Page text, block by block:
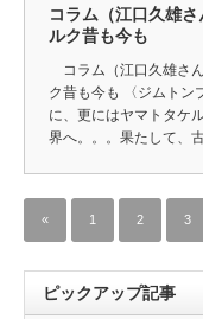
コラム（江口久雄
ルク昔も今も
コラム（江口久雄
ク昔も今も 〈ジムトン
に、更にはヤマトタケ
界へ。。。果たして、
« 1 2 3
ピックアップ記事